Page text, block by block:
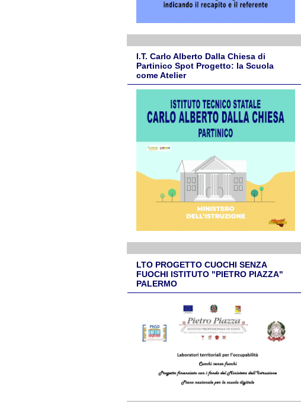
I.T. Carlo Alberto Dalla Chiesa di
Partinico Spot Progetto: la Scuola
come Atelier
LTO PROGETTO CUOCHI SENZA
FUOCHI ISTITUTO "PIETRO PIAZZA"
PALERMO